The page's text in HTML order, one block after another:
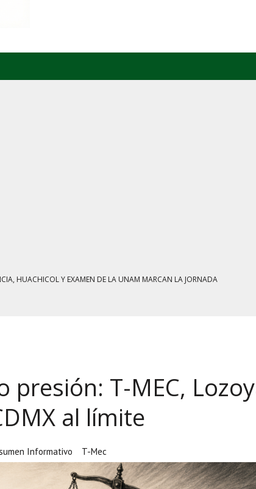
FGR ASEGURA CUATRO CENTROS Y HASTA 1.1 MILLONES DE
HUACHICOL INDUSTRIAL Y UNA LEY BAJO CERO
Y EXAMEN DE LA UNAM MARCAN LA JORNADA
presión: T-MEC,
al límite
Informativo T-Mec